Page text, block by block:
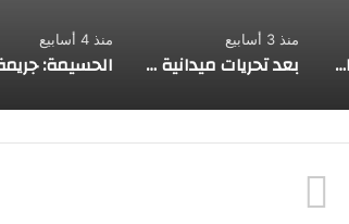
الحسيمة…توقيف المشتبه فيه في قضية التحرش بطفل قاصر بعد تفاعل أمني سريع مع فيديو متداول
منذ 3 أسابيع
بعد تحريات ميدانية مكثفة.. شرطة إمزورن توقف المشتبه فيه في قضية الضرب والجرح المفضي إلى الوفاة
منذ 4 أسابيع